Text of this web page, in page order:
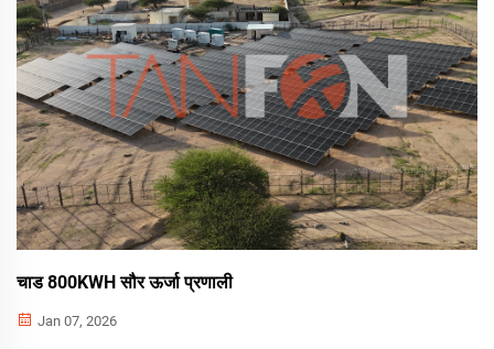
चाड 800KWH सौर ऊर्जा प्रणाली
Jan 07, 2026